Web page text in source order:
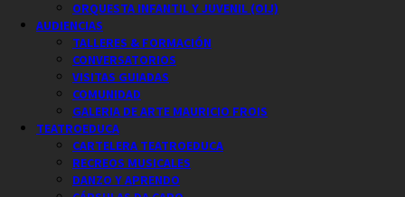
ORQUESTA INFANTIL Y JUVENIL (OIJ)
AUDIENCIAS
TALLERES & FORMACIÓN
CONVERSATORIOS
VISITAS GUIADAS
COMUNIDAD
GALERIA DE ARTE MAURICIO FROIS
TEATROEDUCA
CARTELERA TEATROEDUCA
RECREOS MUSICALES
DANZO Y APRENDO